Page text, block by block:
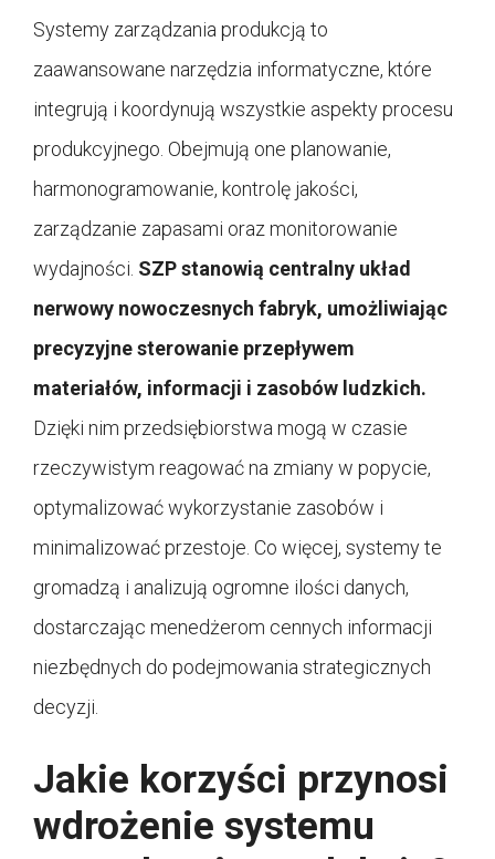
Systemy zarządzania produkcją to
zaawansowane narzędzia informatyczne, które
integrują i koordynują wszystkie aspekty procesu
produkcyjnego. Obejmują one planowanie,
harmonogramowanie, kontrolę jakości,
zarządzanie zapasami oraz monitorowanie
wydajności. SZP stanowią centralny układ
nerwowy nowoczesnych fabryk, umożliwiając
precyzyjne sterowanie przepływem
materiałów, informacji i zasobów ludzkich.
Dzięki nim przedsiębiorstwa mogą w czasie
rzeczywistym reagować na zmiany w popycie,
optymalizować wykorzystanie zasobów i
minimalizować przestoje. Co więcej, systemy te
gromadzą i analizują ogromne ilości danych,
dostarczając menedżerom cennych informacji
niezbędnych do podejmowania strategicznych
decyzji.
Jakie korzyści przynosi
wdrożenie systemu